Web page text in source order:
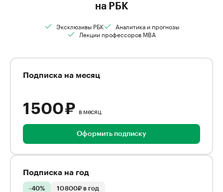
на РБК
Эксклюзивы РБК
Аналитика и прогнозы
Лекции профессоров MBA
Подписка на месяц
1 500 ₽ в месяц
Оформить подписку
Подписка на год
-40% 10 800₽ в год